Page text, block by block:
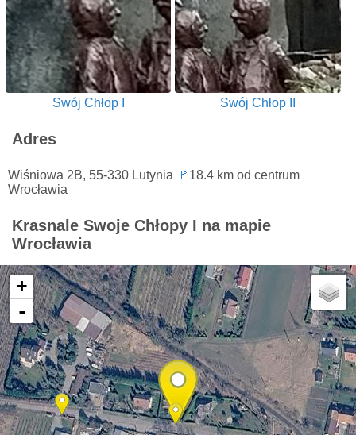
Swój Chłop I Swój Chłop II
Adres
Wiśniowa 2B, 55-330 Lutynia 🚩 18.4 km od centrum
Wrocławia
Krasnale Swoje Chłopy I na mapie
Wrocławia
+
-